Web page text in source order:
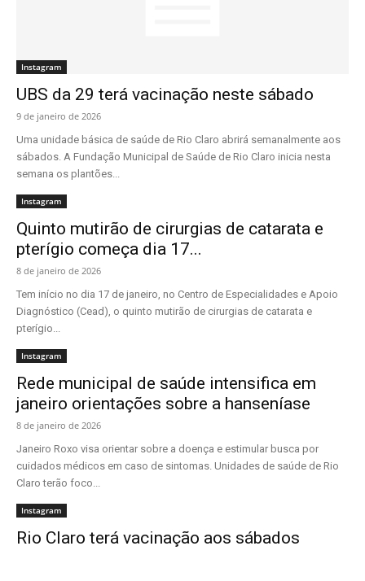
Instagram
UBS da 29 terá vacinação neste sábado
9 de janeiro de 2026
Uma unidade básica de saúde de Rio Claro abrirá semanalmente aos
sábados. A Fundação Municipal de Saúde de Rio Claro inicia nesta
semana os plantões...
Instagram
Quinto mutirão de cirurgias de catarata e
pterígio começa dia 17...
8 de janeiro de 2026
Tem início no dia 17 de janeiro, no Centro de Especialidades e Apoio
Diagnóstico (Cead), o quinto mutirão de cirurgias de catarata e
pterígio...
Instagram
Rede municipal de saúde intensifica em
janeiro orientações sobre a hanseníase
8 de janeiro de 2026
Janeiro Roxo visa orientar sobre a doença e estimular busca por
cuidados médicos em caso de sintomas. Unidades de saúde de Rio
Claro terão foco...
Instagram
Rio Claro terá vacinação aos sábados